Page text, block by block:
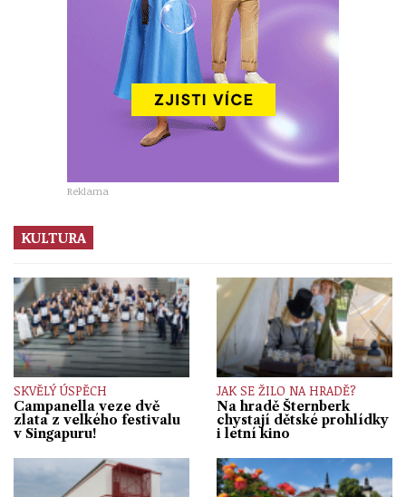
Reklama
KULTURA
SKVĚLÝ ÚSPĚCH
Campanella veze dvě
zlata z velkého festivalu
v Singapuru!
JAK SE ŽILO NA HRADĚ?
Na hradě Šternberk
chystají dětské prohlídky
i letní kino